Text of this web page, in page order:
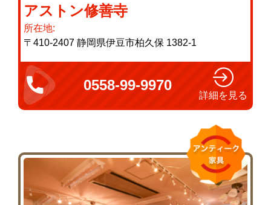
アストン修善寺
所在地:
〒410‐2407 静岡県伊豆市柏久保 1382-1
0558‐99‐9970
詳細を見る